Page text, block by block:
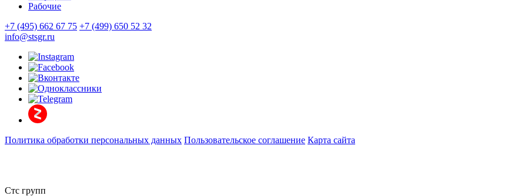
Рабочие
+7 (495) 662 67 75 +7 (499) 650 52 32
info@stsgr.ru
Политика обработки персональных данных Пользовательское соглашение Карта сайта
Стс групп